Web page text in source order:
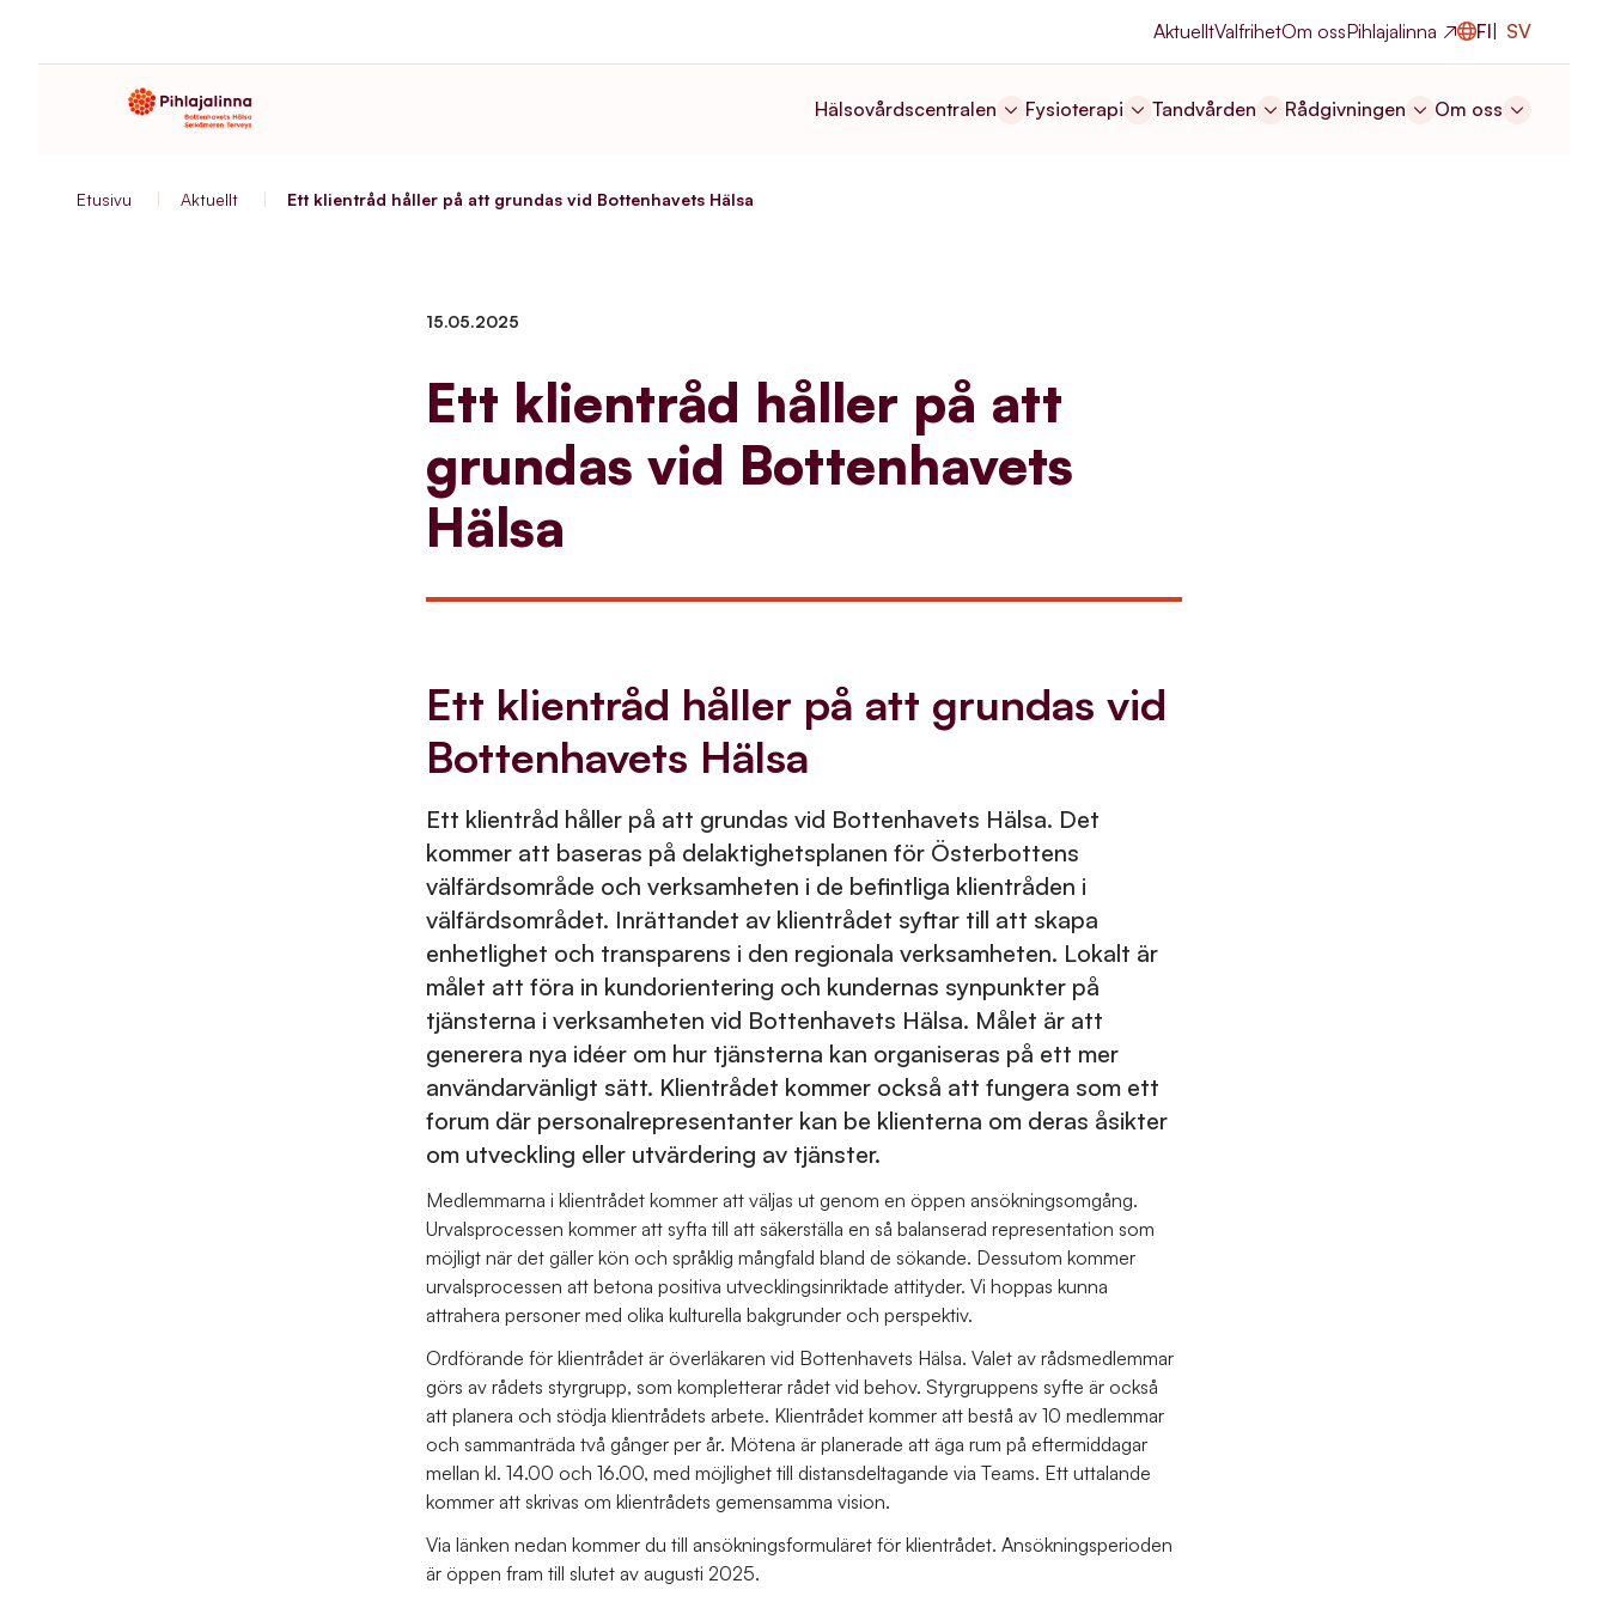
AktuelltValfrihetOm ossPihlajalinna FI SV
Hälsovårdscentralen Fysioterapi Tandvården Rådgivningen Om oss
Etusivu Aktuellt Ett klientråd håller på att grundas vid Bottenhavets Hälsa
15.05.2025
Ett klientråd håller på att
grundas vid Bottenhavets
Hälsa
Ett klientråd håller på att grundas vid
Bottenhavets Hälsa
Ett klientråd håller på att grundas vid Bottenhavets Hälsa. Det
kommer att baseras på delaktighetsplanen för Österbottens
välfärdsområde och verksamheten i de befintliga klientråden i
välfärdsområdet. Inrättandet av klientrådet syftar till att skapa
enhetlighet och transparens i den regionala verksamheten. Lokalt är
målet att föra in kundorientering och kundernas synpunkter på
tjänsterna i verksamheten vid Bottenhavets Hälsa. Målet är att
generera nya idéer om hur tjänsterna kan organiseras på ett mer
användarvänligt sätt. Klientrådet kommer också att fungera som ett
forum där personalrepresentanter kan be klienterna om deras åsikter
om utveckling eller utvärdering av tjänster.
Medlemmarna i klientrådet kommer att väljas ut genom en öppen ansökningsomgång.
Urvalsprocessen kommer att syfta till att säkerställa en så balanserad representation som
möjligt när det gäller kön och språklig mångfald bland de sökande. Dessutom kommer
urvalsprocessen att betona positiva utvecklingsinriktade attityder. Vi hoppas kunna
attrahera personer med olika kulturella bakgrunder och perspektiv.
Ordförande för klientrådet är överläkaren vid Bottenhavets Hälsa. Valet av rådsmedlemmar
görs av rådets styrgrupp, som kompletterar rådet vid behov. Styrgruppens syfte är också
att planera och stödja klientrådets arbete. Klientrådet kommer att bestå av 10 medlemmar
och sammanträda två gånger per år. Mötena är planerade att äga rum på eftermiddagar
mellan kl. 14.00 och 16.00, med möjlighet till distansdeltagande via Teams. Ett uttalande
kommer att skrivas om klientrådets gemensamma vision.
Via länken nedan kommer du till ansökningsformuläret för klientrådet. Ansökningsperioden
är öppen fram till slutet av augusti 2025.